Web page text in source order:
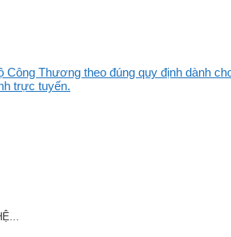
Công Thương theo đúng quy định dành
trực tuyến.